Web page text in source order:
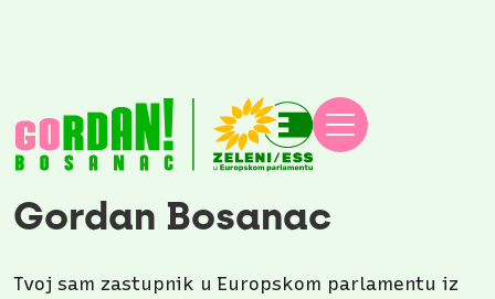
Ja sam
Gordan Bosanac
Tvoj sam zastupnik u Europskom parlamentu iz